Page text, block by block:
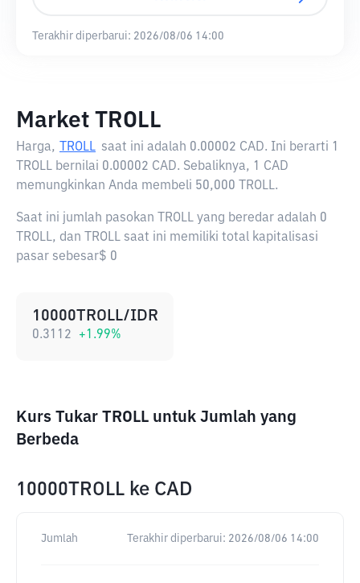
Terakhir diperbarui: 2026/08/06 14:00
Market TROLL
Harga, TROLL saat ini adalah 0.00002 CAD. Ini berarti 1
TROLL bernilai 0.00002 CAD. Sebaliknya, 1 CAD
memungkinkan Anda membeli 50,000 TROLL.
Saat ini jumlah pasokan TROLL yang beredar adalah 0
TROLL, dan TROLL saat ini memiliki total kapitalisasi
pasar sebesar$ 0
10000TROLL/IDR
0.3112 +1.99%
Kurs Tukar TROLL untuk Jumlah yang
Berbeda
10000TROLL ke CAD
Jumlah Terakhir diperbarui: 2026/08/06 14:00